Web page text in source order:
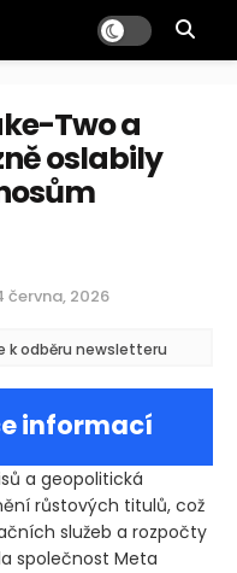
Two a
oslabily
června, 2026
k odběru newsletteru
informací
a geopolitická
růstových titulů, což
služeb a rozpočty
společnost Meta